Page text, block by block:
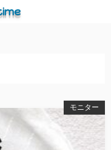
モニター